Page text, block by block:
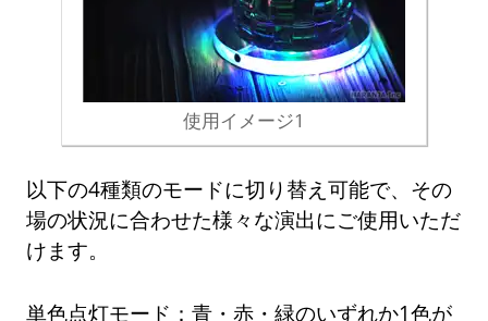
使用イメージ1
以下の4種類のモードに切り替え可能で、その
場の状況に合わせた様々な演出にご使用いただ
けます。
単色点灯モード：青・赤・緑のいずれか1色が